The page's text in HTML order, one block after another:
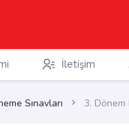
İletişim
Sınavları 3. Dönem